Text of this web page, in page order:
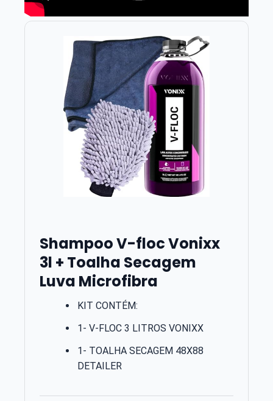
Shampoo V-floc Vonixx
3l + Toalha Secagem
Luva Microfibra
KIT CONTÉM:
1- V-FLOC 3 LITROS VONIXX
1- TOALHA SECAGEM 48X88
DETAILER